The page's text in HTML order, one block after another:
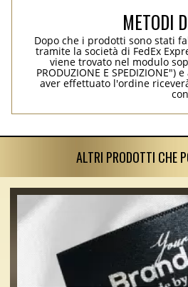
METODI
Dopo che i prodotti sono stati
tramite la società di FedEx
viene trovato nel modulo
PRODUZIONE E
aver effettuato l'ordine
ALTRI PRODOTTI CHE